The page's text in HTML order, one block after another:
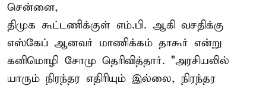
சென்னை,
திமுக கூட்டணிக்குள் எம்.பி. ஆகி வசதிக்கு
எஸ்கேப் ஆனவர் மாணிக்கம் தாகூர் என்று
கனிமொழி சோமு தெரிவித்தார். "அரசியலில்
யாரும் நிரந்தர எதிரியும் இல்லை, நிரந்தர